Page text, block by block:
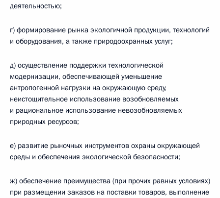
деятельностью;
г) формирование рынка экологичной продукции, технологий
и оборудования, а также природоохранных услуг;
д) осуществление поддержки технологической
модернизации, обеспечивающей уменьшение
антропогенной нагрузки на окружающую среду,
неистощительное использование возобновляемых
и рациональное использование невозобновляемых
природных ресурсов;
е) развитие рыночных инструментов охраны окружающей
среды и обеспечения экологической безопасности;
ж) обеспечение преимущества (при прочих равных условиях)
при размещении заказов на поставки товаров, выполнение